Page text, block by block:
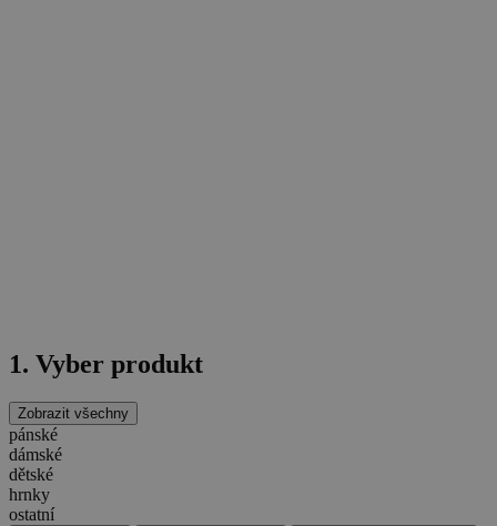
1. Vyber produkt
Zobrazit všechny
pánské
dámské
dětské
hrnky
ostatní